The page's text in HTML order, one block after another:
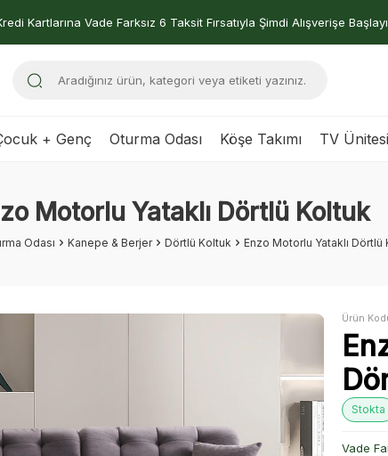
Kartlarına Vade Farksız 6 Taksit Fırsatıyla Şimdi Alışverişe
+ Genç Oturma Odası Köşe Takımı TV Ünitesi
Motorlu Yataklı Dörtlü Koltuk
Odası Kanepe & Berjer Dörtlü Koltuk Enzo Motorlu Yataklı Dörtlü
Ürün
Stokta
Vade